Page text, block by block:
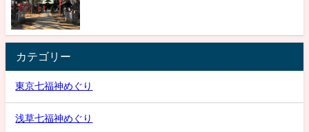
カテゴリー
東京七福神めぐり
浅草七福神めぐり